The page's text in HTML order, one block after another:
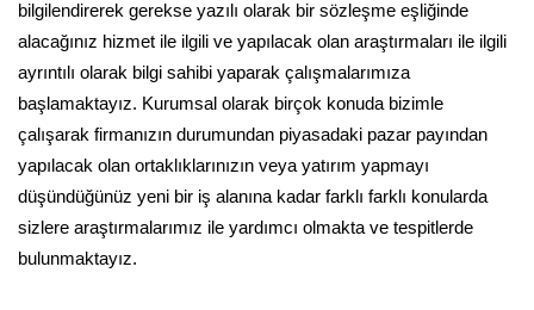
bilgilendirerek gerekse yazılı olarak bir sözleşme eşliğinde
alacağınız hizmet ile ilgili ve yapılacak olan araştırmaları ile ilgili
ayrıntılı olarak bilgi sahibi yaparak çalışmalarımıza
başlamaktayız. Kurumsal olarak birçok konuda bizimle
çalışarak firmanızın durumundan piyasadaki pazar payından
yapılacak olan ortaklıklarınızın veya yatırım yapmayı
düşündüğünüz yeni bir iş alanına kadar farklı farklı konularda
sizlere araştırmalarımız ile yardımcı olmakta ve tespitlerde
bulunmaktayız.